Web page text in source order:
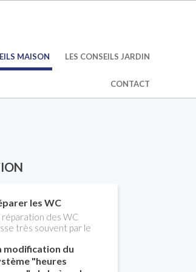
MAISON LES CONSEILS JARDIN
CONTACT
les WC
réparation des WC
très souvent par le
Tuto pour tout
expliquer
modification du
"heures